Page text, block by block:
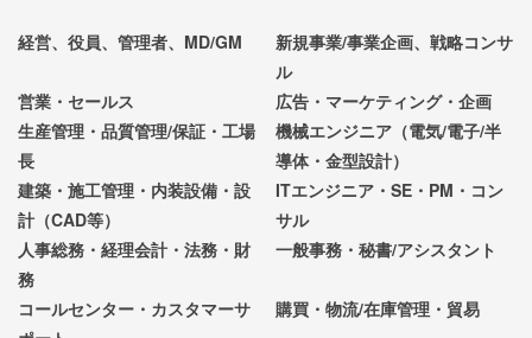
経営、役員、管理者、MD/GM
新規事業/事業企画、戦略コンサ
ル
営業・セールス
広告・マーケティング・企画
生産管理・品質管理/保証・工場
長
機械エンジニア（電気/電子/半
導体・金型設計）
建築・施工管理・内装設備・設
計（CAD等）
ITエンジニア・SE・PM・コン
サル
人事総務・経理会計・法務・財
務
一般事務・秘書/アシスタント
コールセンター・カスタマーサ
購買・物流/在庫管理・貿易